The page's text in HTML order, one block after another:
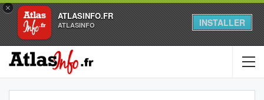
×
ATLASINFO.FR
ATLASINFO INSTALLER